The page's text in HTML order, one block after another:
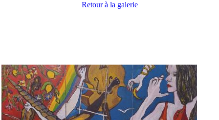
Retour à la galerie